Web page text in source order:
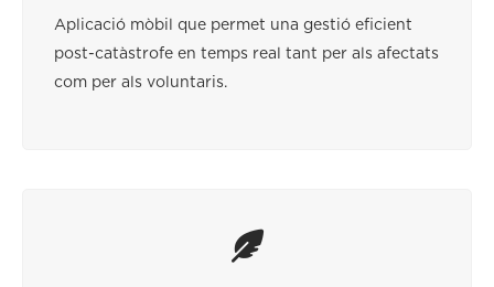
Aplicació mòbil que permet una gestió eficient
post-catàstrofe en temps real tant per als afectats
com per als voluntaris.